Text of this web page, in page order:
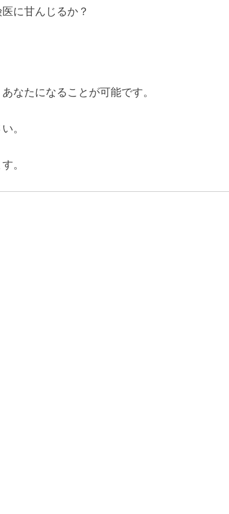
に甘んじるか？
なたになることが可能です。
。
。